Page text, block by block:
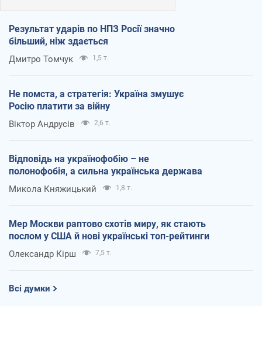
Результат ударів по НПЗ Росії значно
більший, ніж здається
Дмитро Томчук 1,5 т.
Не помста, а стратегія: Україна змушує
Росію платити за війну
Віктор Андрусів 2,6 т.
Відповідь на українофобію – не
полонофобія, а сильна українська держава
Микола Княжицький 1,8 т.
Мер Москви раптово схотів миру, як стають
послом у США й нові українські топ-рейтинги
Олександр Кірш 7,5 т.
Всі думки